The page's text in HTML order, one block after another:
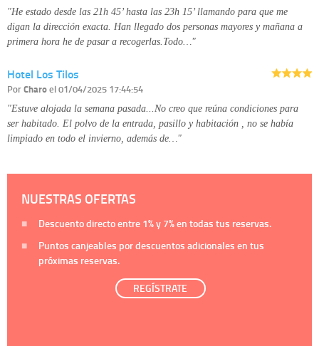
"He estado desde las 21h 45’ hasta las 23h 15’ llamando para que me
digan la dirección exacta. Han llegado dos personas mayores y mañana a
primera hora he de pasar a recogerlas.Todo…"
Hotel Los Tilos
PorCharoel 01/04/2025 17:44:54
"Estuve alojada la semana pasada...No creo que reúna condiciones para
ser habitado. El polvo de la entrada, pasillo y habitación , no se había
limpiado en todo el invierno, además de…"
NUESTRAS OFERTAS
Descuento directo entre 1%y 7%en todas tus reservas.
Puntos canjeables por descuentos adicionales en tus
próximas reservas.
REGÍSTRATE